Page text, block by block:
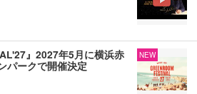
』2027年5月に横浜赤
パークで開催決定
NEW